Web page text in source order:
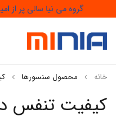
گروه می نیا سالی پر از
کیفیت تنفس
خانه محصول سنسورها